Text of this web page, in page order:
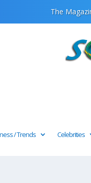
The
/ Trends Celebrities